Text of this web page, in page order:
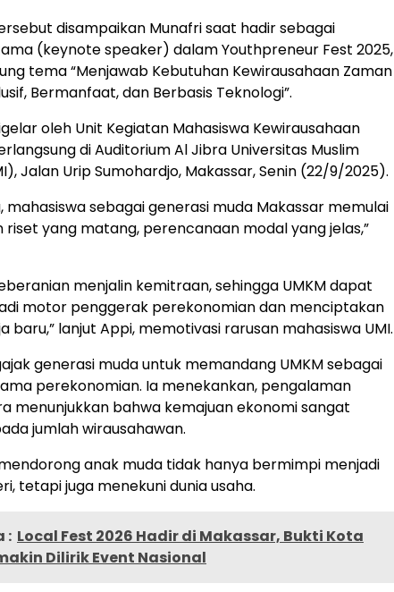
disampaikan Munafri saat hadir sebagai
(keynote speaker) dalam Youthpreneur Fest 2025,
tema “Menjawab Kebutuhan Kewirausahaan Zaman
Bermanfaat, dan Berbasis Teknologi”.
oleh Unit Kegiatan Mahasiswa Kewirausahaan
di Auditorium Al Jibra Universitas Muslim
Jalan Urip Sumohardjo, Makassar, Senin (22/9/2025).
mahasiswa sebagai generasi muda Makassar memulai
riset yang matang, perencanaan modal yang jelas,”
menjalin kemitraan, sehingga UMKM dapat
motor penggerak perekonomian dan menciptakan
baru,” lanjut Appi, memotivasi rarusan mahasiswa UMI.
generasi muda untuk memandang UMKM sebagai
perekonomian. Ia menekankan, pengalaman
menunjukkan bahwa kemajuan ekonomi sangat
jumlah wirausahawan.
anak muda tidak hanya bermimpi menjadi
tetapi juga menekuni dunia usaha.
: Local Fest 2026 Hadir di Makassar, Bukti Kota
Dilirik Event Nasional